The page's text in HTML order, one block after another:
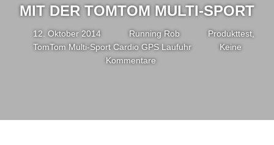
MIT DER TOMTOM MULTI-SPORT
12. Oktober 2014 Running Rob Produkttest,
TomTom Multi-Sport Cardio GPS Laufuhr
Keine
Kommentare